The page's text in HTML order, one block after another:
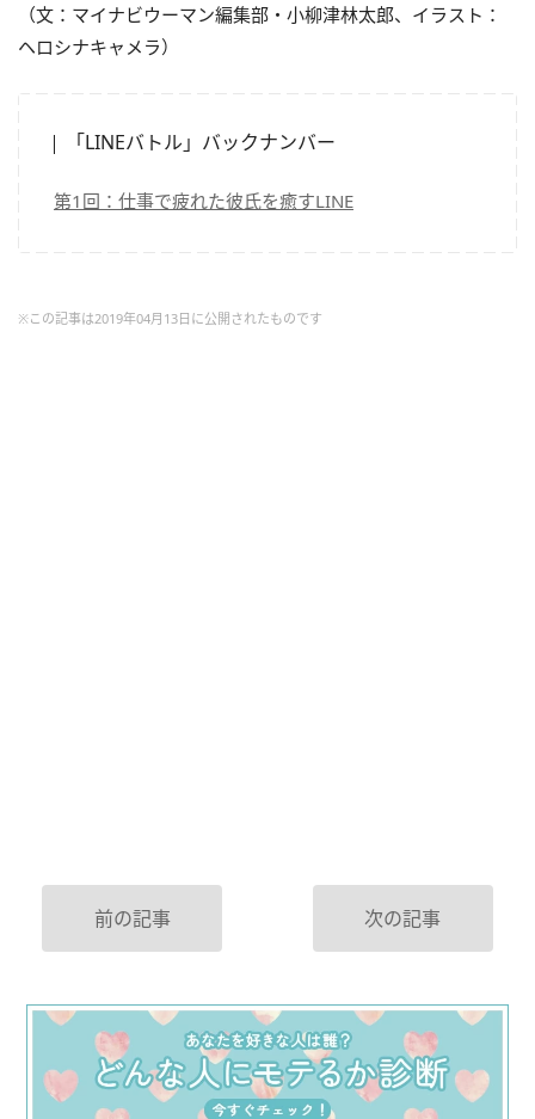
（文：マイナビウーマン編集部・小柳津林太郎、イラスト：
ヘロシナキャメラ）
「LINEバトル」バックナンバー
第1回：仕事で疲れた彼氏を癒すLINE
※この記事は2019年04月13日に公開されたものです
前の記事 次の記事